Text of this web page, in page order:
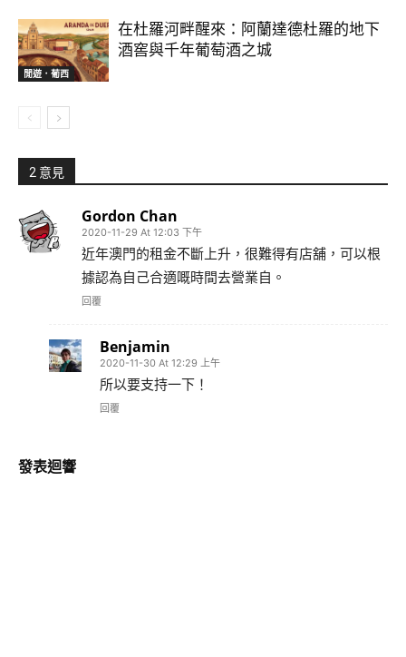
閒遊．葡西
在杜羅河畔醒來：阿蘭達德杜羅的地下
酒窖與千年葡萄酒之城
2 意見
Gordon Chan
2020-11-29 At 12:03 下午
近年澳門的租金不斷上升，很難得有店舖，可以根
據認為自己合適嘅時間去營業自。
回覆
Benjamin
2020-11-30 At 12:29 上午
所以要支持一下！
回覆
發表迴響